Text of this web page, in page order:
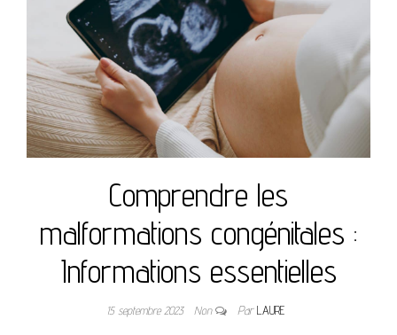
Comprendre les
malformations congénitales :
Informations essentielles
15 septembre 2023 Non ParLAURE